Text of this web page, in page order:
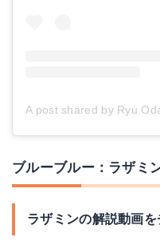
A post shared by
ブルーブルー：ラザミ
ラザミンの解説動画を